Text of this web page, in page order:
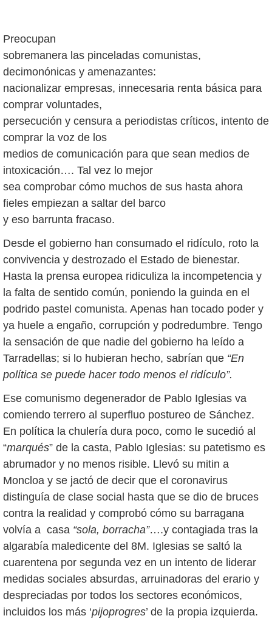
Preocupan
sobremanera las pinceladas comunistas,
decimonónicas y amenazantes:
nacionalizar empresas, innecesaria renta básica para
comprar voluntades,
persecución y censura a periodistas críticos, intento de
comprar la voz de los
medios de comunicación para que sean medios de
intoxicación…. Tal vez lo mejor
sea comprobar cómo muchos de sus hasta ahora
fieles empiezan a saltar del barco
y eso barrunta fracaso.
Desde el gobierno han consumado el ridículo, roto la
convivencia y destrozado el Estado de bienestar.
Hasta la prensa europea ridiculiza la incompetencia y
la falta de sentido común, poniendo la guinda en el
podrido pastel comunista. Apenas han tocado poder y
ya huele a engaño, corrupción y podredumbre. Tengo
la sensación de que nadie del gobierno ha leído a
Tarradellas; si lo hubieran hecho, sabrían que “En
política se puede hacer todo menos el ridículo”.
Ese comunismo degenerador de Pablo Iglesias va
comiendo terrero al superfluo postureo de Sánchez.
En política la chulería dura poco, como le sucedió al
“marqués” de la casta, Pablo Iglesias: su patetismo es
abrumador y no menos risible. Llevó su mitin a
Moncloa y se jactó de decir que el coronavirus
distinguía de clase social hasta que se dio de bruces
contra la realidad y comprobó cómo su barragana
volvía a casa “sola, borracha”….y contagiada tras la
algarabía maledicente del 8M. Iglesias se saltó la
cuarentena por segunda vez en un intento de liderar
medidas sociales absurdas, arruinadoras del erario y
despreciadas por todos los sectores económicos,
incluidos los más ‘pijoprogres’ de la propia izquierda.